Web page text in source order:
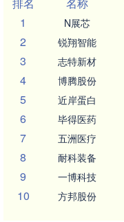
1
N展芯
2 锐翔智能
3 志特新材
4 博腾股份
5 近岸蛋白
6 毕得医药
7 五洲医疗
8 耐科装备
9 一博科技
10 方邦股份